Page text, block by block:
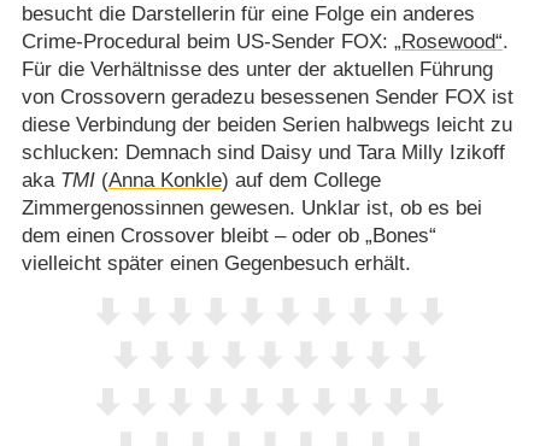
besucht die Darstellerin für eine Folge ein anderes
Crime-Procedural beim US-Sender FOX: „Rosewood“.
Für die Verhältnisse des unter der aktuellen Führung
von Crossovern geradezu besessenen Sender FOX ist
diese Verbindung der beiden Serien halbwegs leicht zu
schlucken: Demnach sind Daisy und Tara Milly Izikoff
aka TMI(Anna Konkle) auf dem College
Zimmergenossinnen gewesen. Unklar ist, ob es bei
dem einen Crossover bleibt – oder ob „Bones“
vielleicht später einen Gegenbesuch erhält.